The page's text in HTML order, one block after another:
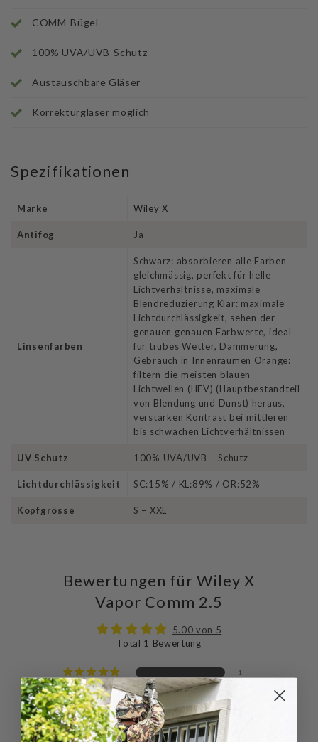
COMM-Bügel
100% UVA/UVB-Schutz
Austauschbare Gläser
Korrekturgläser möglich
Spezifikationen
Marke Wiley X
Antifog Ja
Linsenfarben
Schwarz: absorbieren alle Farben
gleichmässig, perfekt für helle
Lichtverhältnisse, maximale
Blendreduzierung Klar: maximale
Lichtdurchlässigkeit, sehen der
genauen genauen Farbwerte, ideal
für trübes Wetter, Dämmerung,
Gebrauch in Innenräumen Orange:
filtern die meisten blauen
Lichtwellen (HEV) (Hauptbestandteil
von Blendung und Dunst) heraus,
verstärken Kontrast bei mittleren
bis schwachen Lichtverhältnissen
UV Schutz 100% UVA/UVB – Schutz
Lichtdurchlässigkeit SC:15% / KL:89% / OR:52%
Kopfgrösse S – XXL
Bewertungen für Wiley X
Vapor Comm 2.5
5.00 von 5
Total 1 Bewertung
1